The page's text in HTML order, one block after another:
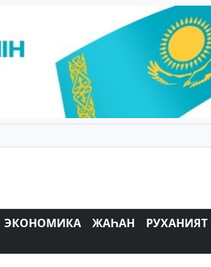
ЭКОНОМИКА ЖАҺАН РУХАНИЯТ